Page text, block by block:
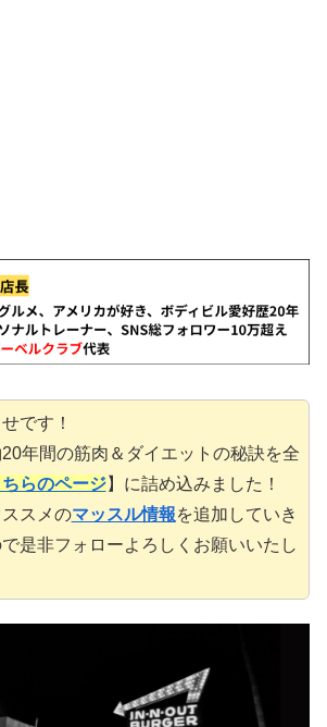
です！
年間の筋肉＆ダイエットの秘訣を全
ちらのページ】に詰め込みました！
スメのマッスル情報を追加していき
で是非フォローよろしくお願いいたし